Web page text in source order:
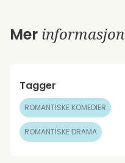
Mer informasjon
Tagger
ROMANTISKE KOMEDIER
ROMANTISKE DRAMA